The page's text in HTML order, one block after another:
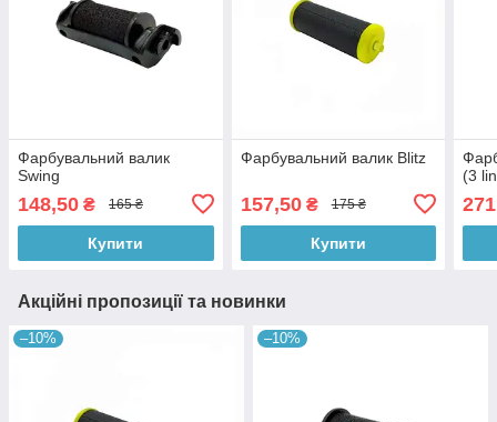
Фарбувальний валик
Swing
148,50 ₴ 165 ₴
Купити
Фарбувальний валик Blitz
157,50₴ 175 ₴
Купити
(3
271
Акційні пропозиції та новинки
–10% –10%